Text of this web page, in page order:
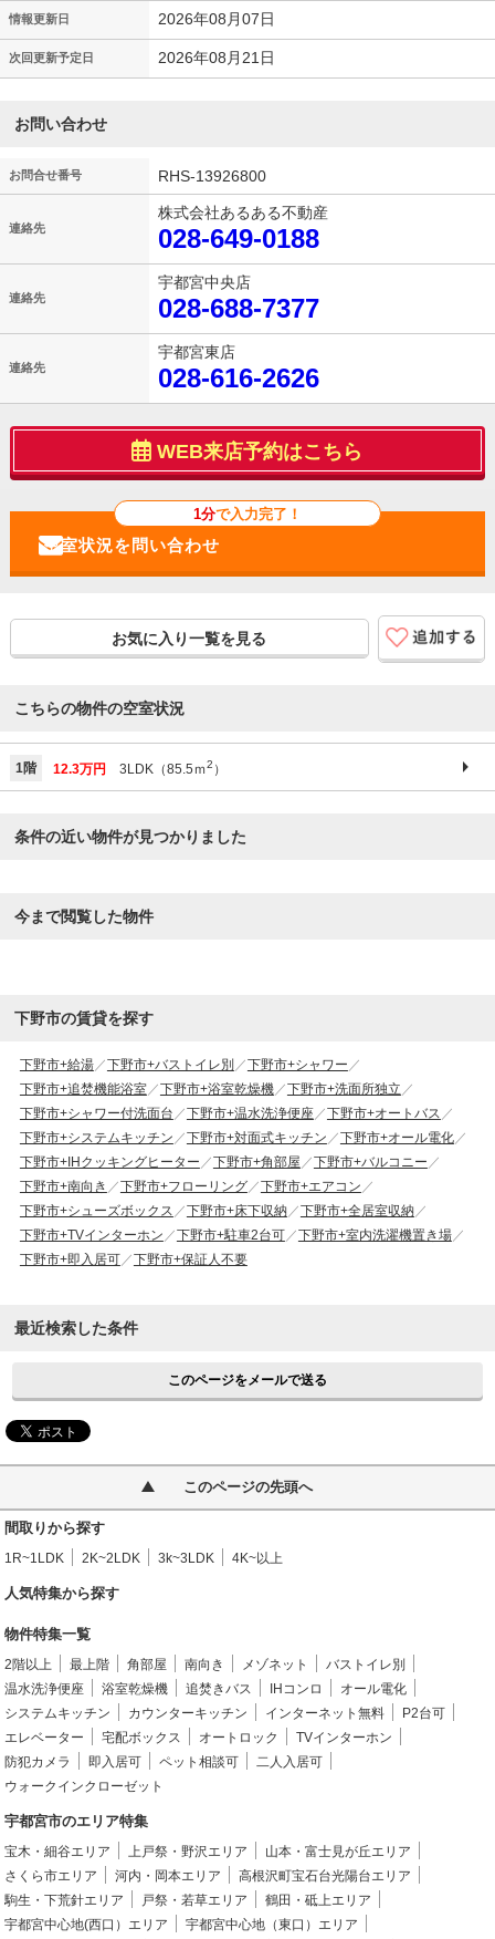
情報更新日 2026年08月07日
次回更新予定日 2026年08月21日
お問い合わせ
お問合せ番号 RHS-13926800
連絡先
株式会社あるある不動産
028-649-0188
連絡先
宇都宮中央店
028-688-7377
連絡先
宇都宮東店
028-616-2626
WEB来店予約はこちら
1分で入力完了！
お気に入り一覧を見る
こちらの物件の空室状況
1階 12.3万円 3LDK（85.5ｍ2 ）
条件の近い物件が見つかりました
今まで閲覧した物件
下野市の賃貸を探す
下野市+給湯 下野市+バストイレ別
下野市+シャワー
下野市+追焚機能浴室
下野市+浴室乾燥機
下野市+洗面所独立
下野市+シャワー付洗面台
下野市+温水洗浄便座
下野市+オートバス
下野市+システムキッチン
下野市+対面式キッチン
下野市+オール電化
下野市+IHクッキングヒーター
下野市+角部屋
下野市+バルコニー
下野市+南向き
下野市+フローリング
下野市+エアコン
下野市+シューズボックス
下野市+床下収納
下野市+全居室収納
下野市+TVインターホン
下野市+駐車2台可
下野市+室内洗濯機置き場
下野市+即入居可
下野市+保証人不要
最近検索した条件
このページをメールで送る
このページの先頭へ
間取りから探す
1R~1LDK 2K~2LDK 3k~3LDK 4K~以上
人気特集から探す
物件特集一覧
2階以上 最上階 角部屋 南向き メゾネット
バストイレ別
温水洗浄便座
浴室乾燥機 追焚きバス IHコンロ
オール電化
システムキッチン
カウンターキッチン インターネット無料
P2台可
エレベーター
宅配ボックス オートロック
TVインターホン
防犯カメラ
即入居可 ペット相談可
二人入居可
ウォークインクローゼット
宇都宮市のエリア特集
宝木・細谷エリア 上戸祭・野沢エリア
山本・富士見が丘エリア
さくら市エリア
河内・岡本エリア
高根沢町宝石台光陽台エリア
駒生・下荒針エリア
戸祭・若草エリア
鶴田・砥上エリア
宇都宮中心地(西口）エリア
宇都宮中心地（東口）エリア